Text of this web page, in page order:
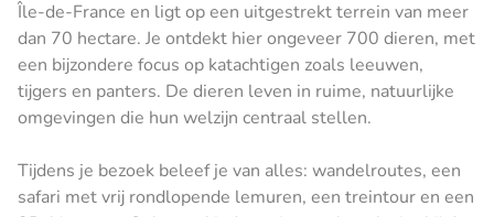
Île-de-France en ligt op een uitgestrekt terrein van meer
dan 70 hectare. Je ontdekt hier ongeveer 700 dieren, met
een bijzondere focus op katachtigen zoals leeuwen,
tijgers en panters. De dieren leven in ruime, natuurlijke
omgevingen die hun welzijn centraal stellen.
Tijdens je bezoek beleef je van alles: wandelroutes, een
safari met vrij rondlopende lemuren, een treintour en een